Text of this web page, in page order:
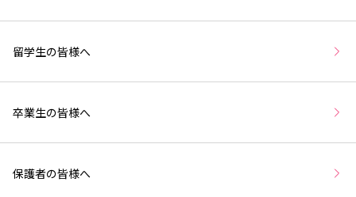
留学生の皆様へ
卒業生の皆様へ
保護者の皆様へ